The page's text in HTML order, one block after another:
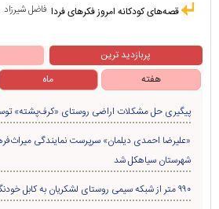
فاضل شیرزاد قصه‌های کودکانه امروز فکرهای فردا
پربازدید ترین
هفته
ماه
پیگیری حل مشکلات اراضی روستای «کرف‌پشته»
«علیرضا احمدی دیلمان» سرپرست نمایندگی
شهرستان سیاهکل شد
۹۹۰ متر از شبکه سیمی روستای لشکریان به کابل خودنگهدار ارتقاء یافت